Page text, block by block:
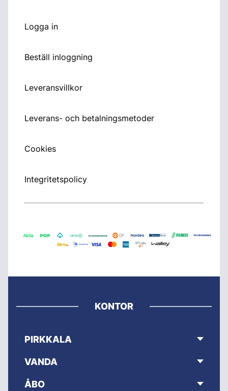
Logga in
Beställ inloggning
Leveransvillkor
Leverans- och betalningsmetoder
Cookies
Integritetspolicy
KONTOR
PIRKKALA
VANDA
ÅBO